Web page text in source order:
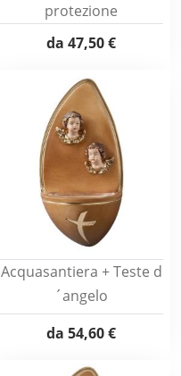
protezione
da 47,50 €
Acquasantiera + Teste d
´angelo
da 54,60 €